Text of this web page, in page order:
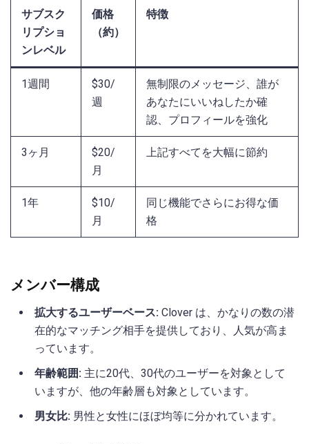
サブスク
リプショ
ンレベル
価格
（約）
特徴
1週間
$30/
週
無制限のメッセージ、誰が
あなたにいいねしたか確
認、プロフィールを強化
3ヶ月
$20/
月
上記すべてを大幅に節約
1年
$10/
月
同じ機能でさらにお得な価
格
メンバー構成
拡大するユーザーベース: Clover は、かなりの数の潜
在的なマッチング相手を提供しており、人気が高ま
っています。
年齢範囲: 主に20代、30代のユーザーを対象として
いますが、他の年齢層も対象としています。
男女比: 男性と女性にほぼ均等に分かれています。